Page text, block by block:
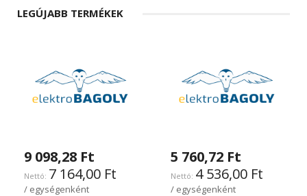
LEGÚJABB TERMÉKEK
9 098,28 Ft
7 164,00 Ft
/ egységenként
5 760,72 Ft
4 536,00 Ft
/ egységenként